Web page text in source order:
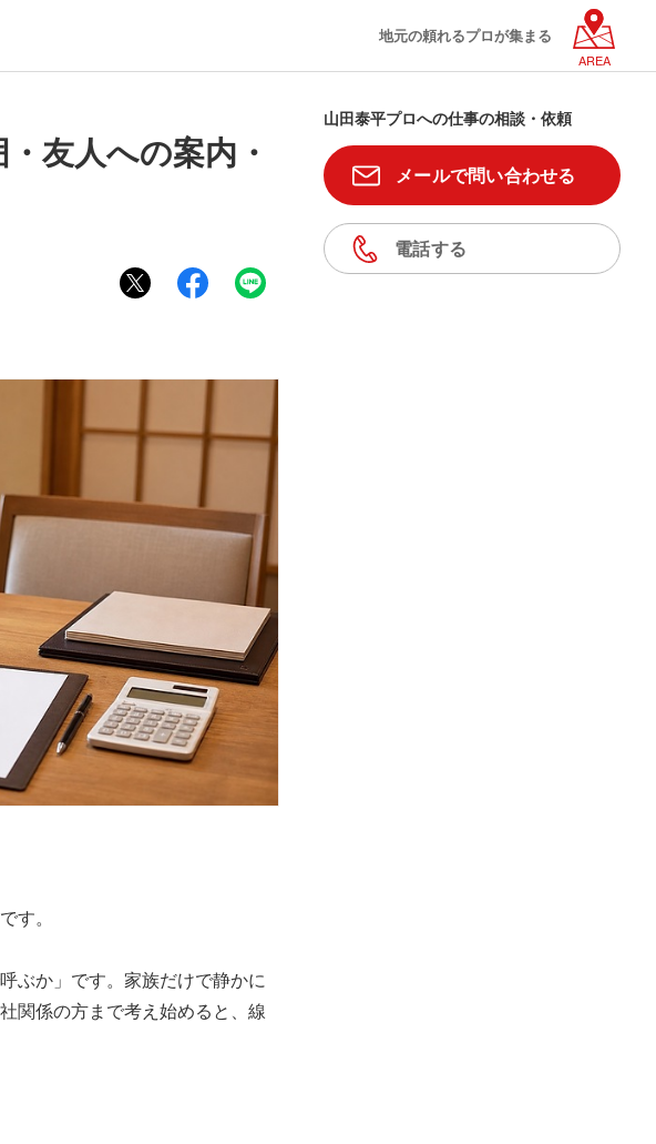
地元の頼れるプロが集まる
AREA
友人への案内・
す。
ぶか」です。家族だけで静かに
関係の方まで考え始めると、線
山田泰平プロへの仕事の相談・依頼
メールで問い合わせる
電話する